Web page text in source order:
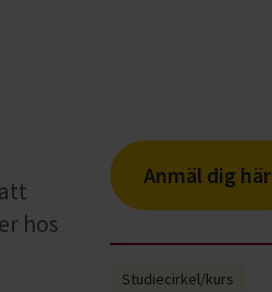
hos
Anmäl dig här
Studiecirkel/kurs